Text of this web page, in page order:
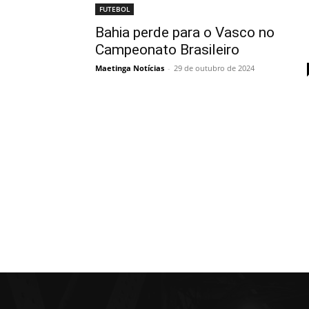
FUTEBOL
Bahia perde para o Vasco no
Campeonato Brasileiro
Maetinga Notícias - 29 de outubro de 2024